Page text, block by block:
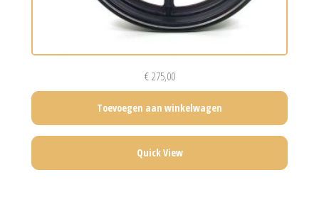
€275,00
Toevoegen aan winkelwagen
Quick View